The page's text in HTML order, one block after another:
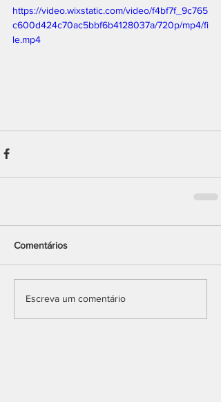
https://video.wixstatic.com/video/f4bf7f_9c765
c600d424c70ac5bbf6b4128037a/720p/mp4/fi
le.mp4
Comentários
Escreva um comentário